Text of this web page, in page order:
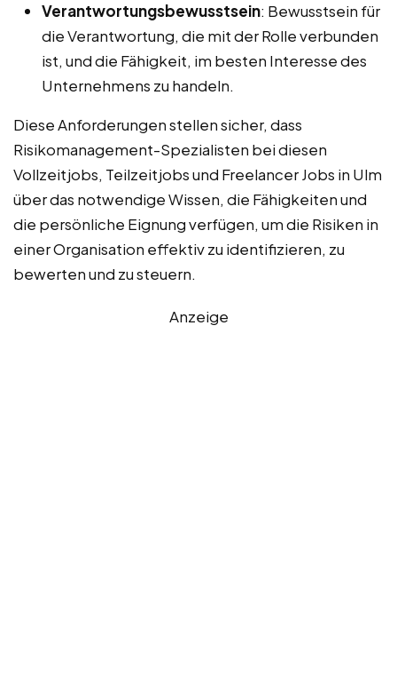
Verantwortungsbewusstsein: Bewusstsein für
die Verantwortung, die mit der Rolle verbunden
ist, und die Fähigkeit, im besten Interesse des
Unternehmens zu handeln.
Diese Anforderungen stellen sicher, dass
Risikomanagement-Spezialisten bei diesen
Vollzeitjobs, Teilzeitjobs und Freelancer Jobs in Ulm
über das notwendige Wissen, die Fähigkeiten und
die persönliche Eignung verfügen, um die Risiken in
einer Organisation effektiv zu identifizieren, zu
bewerten und zu steuern.
Anzeige